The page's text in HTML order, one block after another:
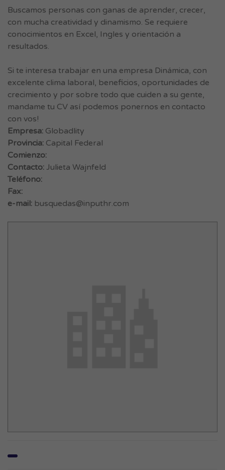
Buscamos personas con ganas de aprender, crecer,
con mucha creatividad y dinamismo. Se requiere
conocimientos en Excel, Ingles y orientación a
resultados.
Si te interesa trabajar en una empresa Dinámica, con
excelente clima laboral, beneficios, oportunidades de
crecimiento y por sobre todo que cuiden a su gente,
mandame tu CV así podemos ponernos en contacto
con vos!
Empresa: Globadlity
Provincia: Capital Federal
Comienzo:
Contacto: Julieta Wajnfeld
Teléfono:
Fax:
e-mail: busquedas@inputhr.com